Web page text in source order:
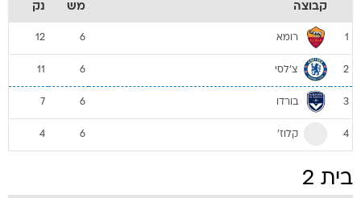
קבוצה מש נק
1 רומא 6
12
2 צ'לסי 6
11
3 בורדו 6
7
4 קלוז' 6
4
בית 2